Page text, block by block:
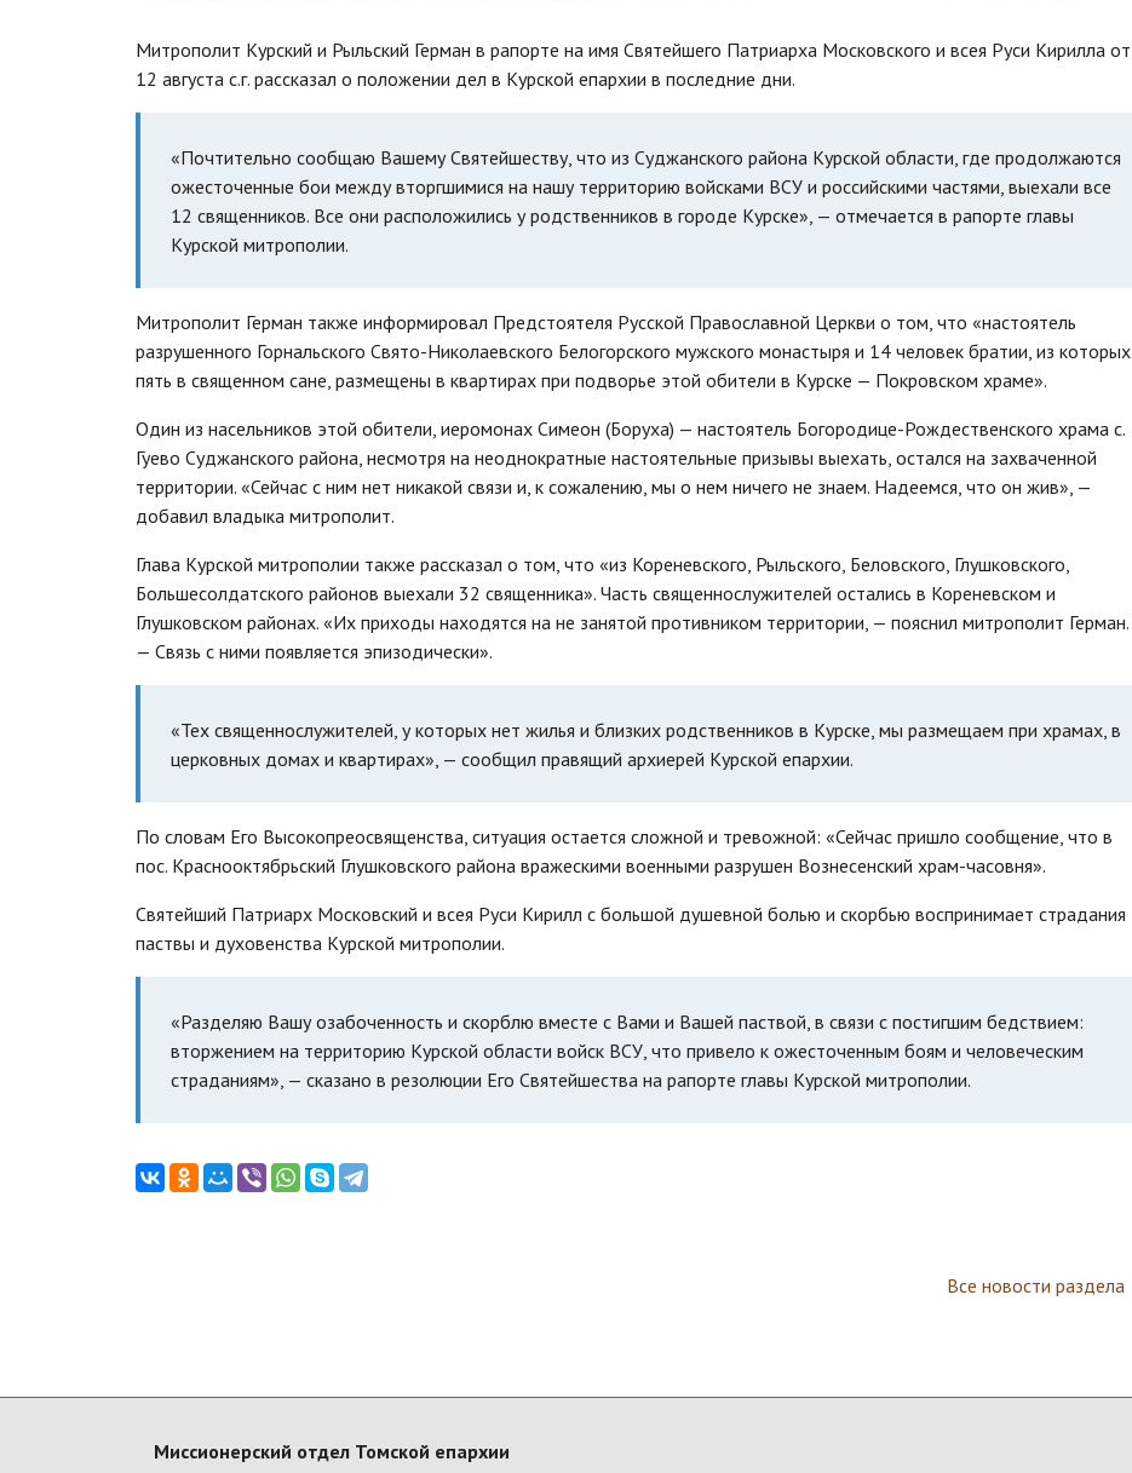
Митрополит Курский и Рыльский Герман в рапорте на имя Святейшего Патриарха Московского и всея Руси Кирилла от
12 августа с.г. рассказал о положении дел в Курской епархии в последние дни.
«Почтительно сообщаю Вашему Святейшеству, что из Суджанского района Курской области, где продолжаются
ожесточенные бои между вторгшимися на нашу территорию войсками ВСУ и российскими частями, выехали все
12 священников. Все они расположились у родственников в городе Курске», — отмечается в рапорте главы
Курской митрополии.
Митрополит Герман также информировал Предстоятеля Русской Православной Церкви о том, что «настоятель
разрушенного Горнальского Свято-Николаевского Белогорского мужского монастыря и 14 человек братии, из которых
пять в священном сане, размещены в квартирах при подворье этой обители в Курске — Покровском храме».
Один из насельников этой обители, иеромонах Симеон (Боруха) — настоятель Богородице-Рождественского храма с.
Гуево Суджанского района, несмотря на неоднократные настоятельные призывы выехать, остался на захваченной
территории. «Сейчас с ним нет никакой связи и, к сожалению, мы о нем ничего не знаем. Надеемся, что он жив», —
добавил владыка митрополит.
Глава Курской митрополии также рассказал о том, что «из Кореневского, Рыльского, Беловского, Глушковского,
Большесолдатского районов выехали 32 священника». Часть священнослужителей остались в Кореневском и
Глушковском районах. «Их приходы находятся на не занятой противником территории, — пояснил митрополит Герман.
— Связь с ними появляется эпизодически».
«Тех священнослужителей, у которых нет жилья и близких родственников в Курске, мы размещаем при храмах, в
церковных домах и квартирах», — сообщил правящий архиерей Курской епархии.
По словам Его Высокопреосвященства, ситуация остается сложной и тревожной: «Сейчас пришло сообщение, что в
пос. Краснооктябрьский Глушковского района вражескими военными разрушен Вознесенский храм-часовня».
Святейший Патриарх Московский и всея Руси Кирилл с большой душевной болью и скорбью воспринимает страдания
паствы и духовенства Курской митрополии.
«Разделяю Вашу озабоченность и скорблю вместе с Вами и Вашей паствой, в связи с постигшим бедствием:
вторжением на территорию Курской области войск ВСУ, что привело к ожесточенным боям и человеческим
страданиям», — сказано в резолюции Его Святейшества на рапорте главы Курской митрополии.
Все новости раздела
Миссионерский отдел Томской епархии